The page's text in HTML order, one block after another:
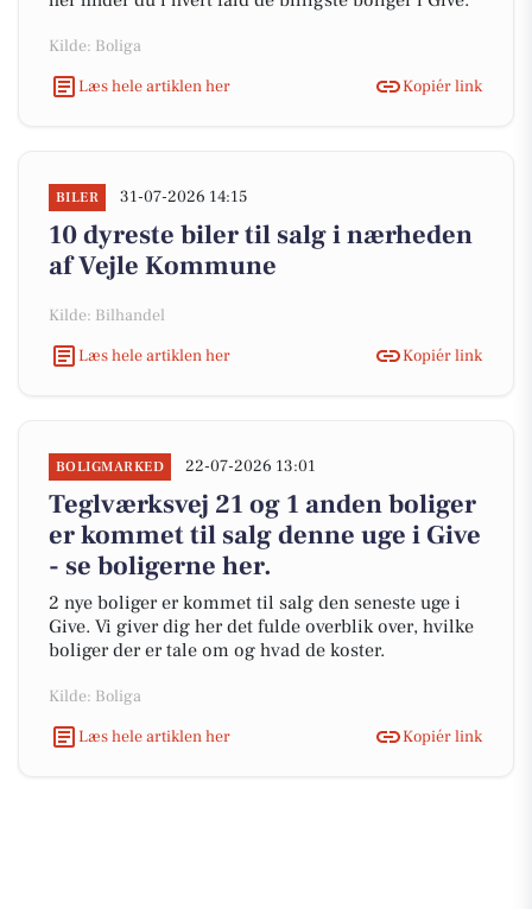
Kilde: Boliga
Læs hele artiklen her
Kopiér link
BILER 31-07-2026 14:15
10 dyreste biler til salg i nærheden
af Vejle Kommune
Kilde: Bilhandel
Læs hele artiklen her
Kopiér link
BOLIGMARKED 22-07-2026 13:01
Teglværksvej 21 og 1 anden boliger
er kommet til salg denne uge i Give
- se boligerne her.
2 nye boliger er kommet til salg den seneste uge i
Give. Vi giver dig her det fulde overblik over, hvilke
boliger der er tale om og hvad de koster.
Kilde: Boliga
Læs hele artiklen her
Kopiér link